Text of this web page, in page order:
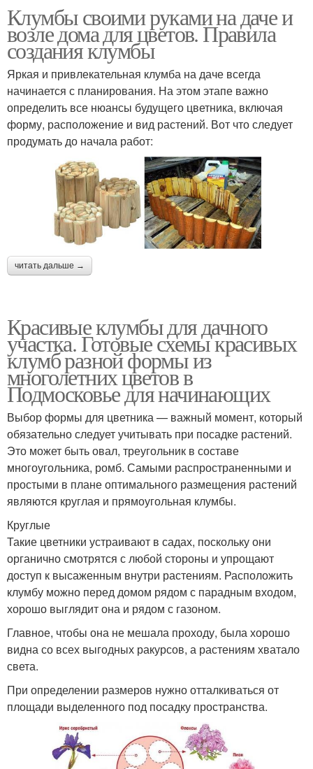
Клумбы своими руками на даче и
возле дома для цветов. Правила
создания клумбы
Яркая и привлекательная клумба на даче всегда
начинается с планирования. На этом этапе важно
определить все нюансы будущего цветника, включая
форму, расположение и вид растений. Вот что следует
продумать до начала работ:
читать дальше →
Красивые клумбы для дачного
участка. Готовые схемы красивых
клумб разной формы из
многолетних цветов в
Подмосковье для начинающих
Выбор формы для цветника — важный момент, который
обязательно следует учитывать при посадке растений.
Это может быть овал, треугольник в составе
многоугольника, ромб. Самыми распространенными и
простыми в плане оптимального размещения растений
являются круглая и прямоугольная клумбы.
Круглые
Такие цветники устраивают в садах, поскольку они
органично смотрятся с любой стороны и упрощают
доступ к высаженным внутри растениям. Расположить
клумбу можно перед домом рядом с парадным входом,
хорошо выглядит она и рядом с газоном.
Главное, чтобы она не мешала проходу, была хорошо
видна со всех выгодных ракурсов, а растениям хватало
света.
При определении размеров нужно отталкиваться от
площади выделенного под посадку пространства.